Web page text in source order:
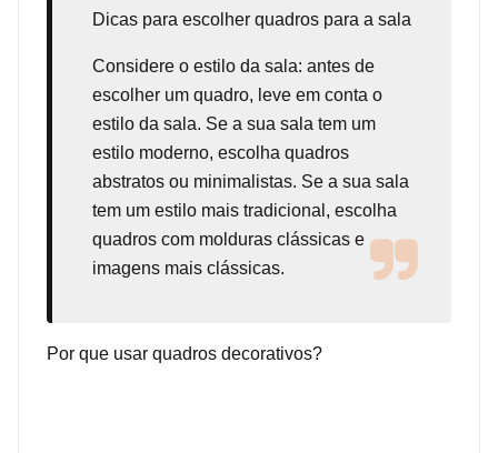
Dicas para escolher quadros para a sala
Considere o estilo da sala: antes de
escolher um quadro, leve em conta o
estilo da sala. Se a sua sala tem um
estilo moderno, escolha quadros
abstratos ou minimalistas. Se a sua sala
tem um estilo mais tradicional, escolha
quadros com molduras clássicas e
imagens mais clássicas.
Por que usar quadros decorativos?